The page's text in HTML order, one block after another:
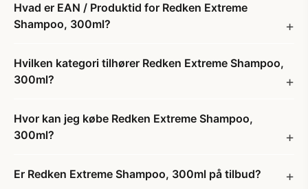
Hvad er EAN / Produktid for Redken Extreme
Shampoo, 300ml?
Hvilken kategori tilhører Redken Extreme Shampoo,
300ml?
Hvor kan jeg købe Redken Extreme Shampoo,
300ml?
Er Redken Extreme Shampoo, 300ml på tilbud?